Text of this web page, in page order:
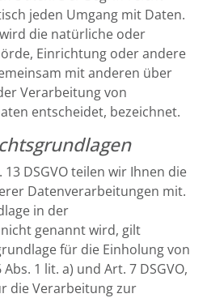
jeden Umgang mit Daten.
die natürliche oder
Einrichtung oder andere
mit anderen über
Verarbeitung von
entscheidet, bezeichnet.
DSGVO teilen wir Ihnen die
Datenverarbeitungen mit.
in der
genannt wird, gilt
für die Einholung von
1 lit. a) und Art. 7 DSGVO,
die Verarbeitung zur